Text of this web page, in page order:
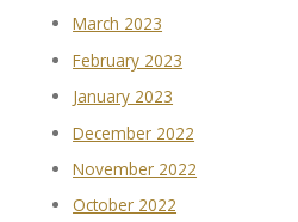
March 2023
February 2023
January 2023
December 2022
November 2022
October 2022